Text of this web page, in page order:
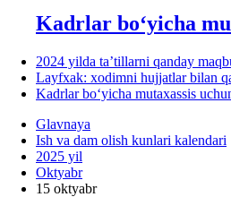
Kadrlar boʻyicha
2024 yilda ta’tillarni qanday
Layfхak: хodimni hujjatlar bilan
Kadrlar boʻyicha mutaхassis
Glavnaya
Ish va dam olish kunlari kalendari
2025 yil
Oktyabr
15 oktyabr